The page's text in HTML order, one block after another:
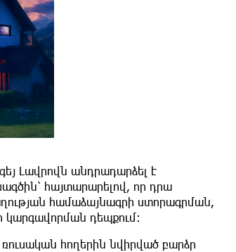
Լավրովն անդրադարձել է
հայտարարելով, որ դրա
համաձայնագրի ստորագրման,
կարգավորման դեպքում։
հողերին նվիրված բարձր